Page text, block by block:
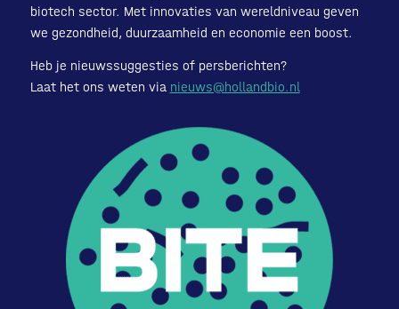
biotech sector. Met innovaties van wereldniveau geven
we gezondheid, duurzaamheid en economie een boost.
Heb je nieuwssuggesties of persberichten?
Laat het ons weten via nieuws@hollandbio.nl